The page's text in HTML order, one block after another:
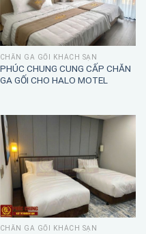
CHĂN GA GỐI KHÁCH SẠN
PHÚC CHUNG CUNG CẤP CHĂN
GA GỐI CHO HALO MOTEL
CHĂN GA GỐI KHÁCH SẠN